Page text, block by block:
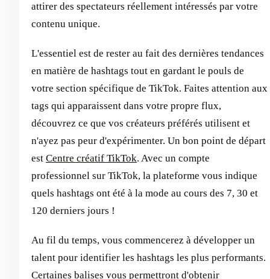
attirer des spectateurs réellement intéressés par votre
contenu unique.
L'essentiel est de rester au fait des dernières tendances
en matière de hashtags tout en gardant le pouls de
votre section spécifique de TikTok. Faites attention aux
tags qui apparaissent dans votre propre flux,
découvrez ce que vos créateurs préférés utilisent et
n'ayez pas peur d'expérimenter. Un bon point de départ
est Centre créatif TikTok. Avec un compte
professionnel sur TikTok, la plateforme vous indique
quels hashtags ont été à la mode au cours des 7, 30 et
120 derniers jours !
Au fil du temps, vous commencerez à développer un
talent pour identifier les hashtags les plus performants.
Certaines balises vous permettront d'obtenir